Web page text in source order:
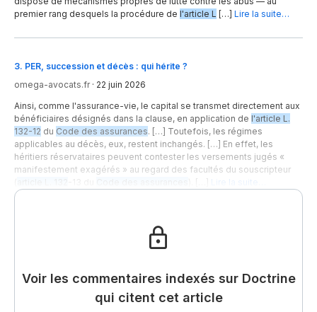
premier rang desquels la procédure de l'article L […] Lire la suite…
3. PER, succession et décès : qui hérite ?
omega-avocats.fr· 22 juin 2026
Ainsi, comme l'assurance-vie, le capital se transmet directement aux
bénéficiaires désignés dans la clause, en application de l'article L.
132-12 du Code des assurances. […] Toutefois, les régimes
applicables au décès, eux, restent inchangés. […] En effet, les
héritiers réservataires peuvent contester les versements jugés «
manifestement exagérés » au regard des facultés du souscripteur
). […] Lire la suite…
Voir les commentaires indexés sur Doctrine
qui citent cet article